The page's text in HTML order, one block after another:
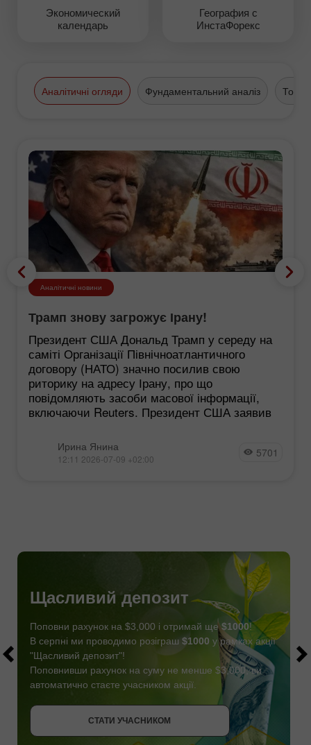
Экономический
календарь
География с
ИнстаФорекс
Аналітичні огляди Фундаментальний аналіз
Аналітичні новини
Трамп знову загрожує Ірану!
Президент США Дональд Трамп у середу на
саміті Організації Північноатлантичного
договору (НАТО) значно посилив свою
риторику на адресу Ірану, про що
повідомляють засоби масової інформації,
включаючи Reuters. Президент США заявив
Ирина Янина
12:11 2026-07-09 +02:00 5701
СТАТИ УЧАСНИКОМ
Щасливий депозит
Поповни рахунок на $3,000 і отримай ще$1000!
В серпні ми проводимо розіграш $1000 у рамках акції
"Щасливий депозит"!
Поповнивши рахунок на суму не менше $3,000, ви
автоматично стаєте учасником акції.
СТАТИ УЧАСНИКОМ